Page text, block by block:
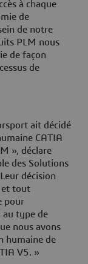
à chaque
de
de notre
PLM nous
de façon
de
ait décidé
CATIA
», déclare
des Solutions
décision
et tout
pour
au type de
nous avons
humaine de
V5. »